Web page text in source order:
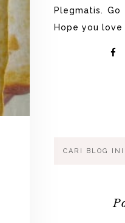
Plegmatis.
Hope you love